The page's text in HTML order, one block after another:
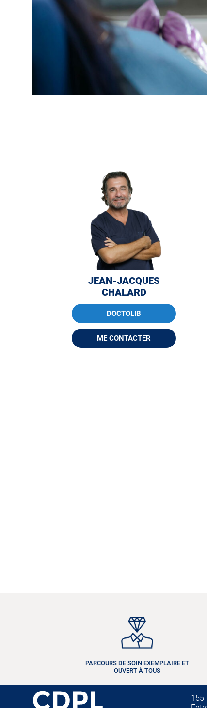
JEAN-JACQUES
CHALARD
DOCTOLIB
ME CONTACTER
PARCOURS DE SOIN EXEMPLAIRE ET
OUVERT À TOUS
155